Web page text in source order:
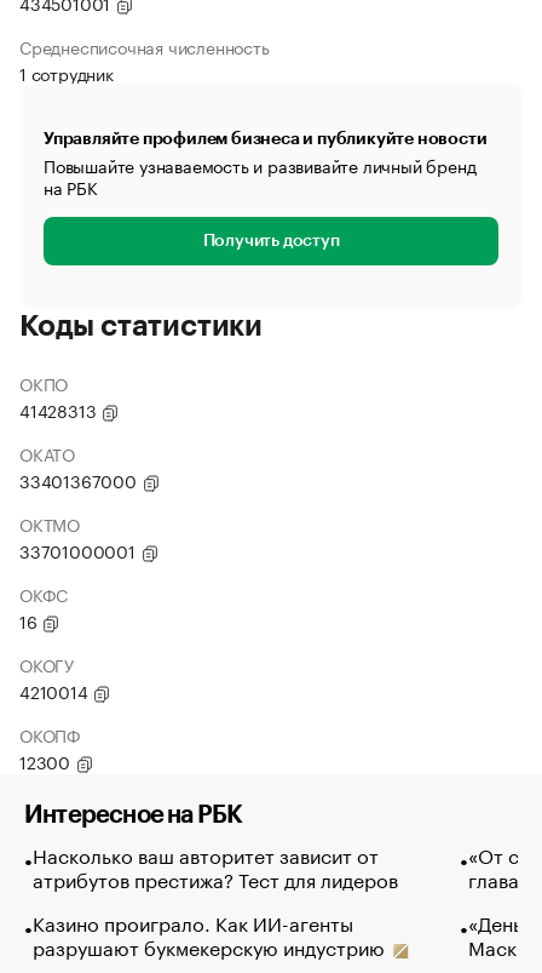
Среднесписочная численность
1 сотрудник
Управляйте профилем бизнеса и публикуйте новости
Повышайте узнаваемость и развивайте личный бренд
на РБК
Получить доступ
Коды статистики
ОКПО
41428313
ОКАТО
33401367000
ОКТМО
33701000001
ОКФС
16
ОКОГУ
4210014
ОКОПФ
12300
Интересное на РБК
Насколько ваш авторитет зависит от
атрибутов престижа? Тест для лидеров
Казино проиграло. Как ИИ-агенты
разрушают букмекерскую индустрию
«От
глава
Маск в